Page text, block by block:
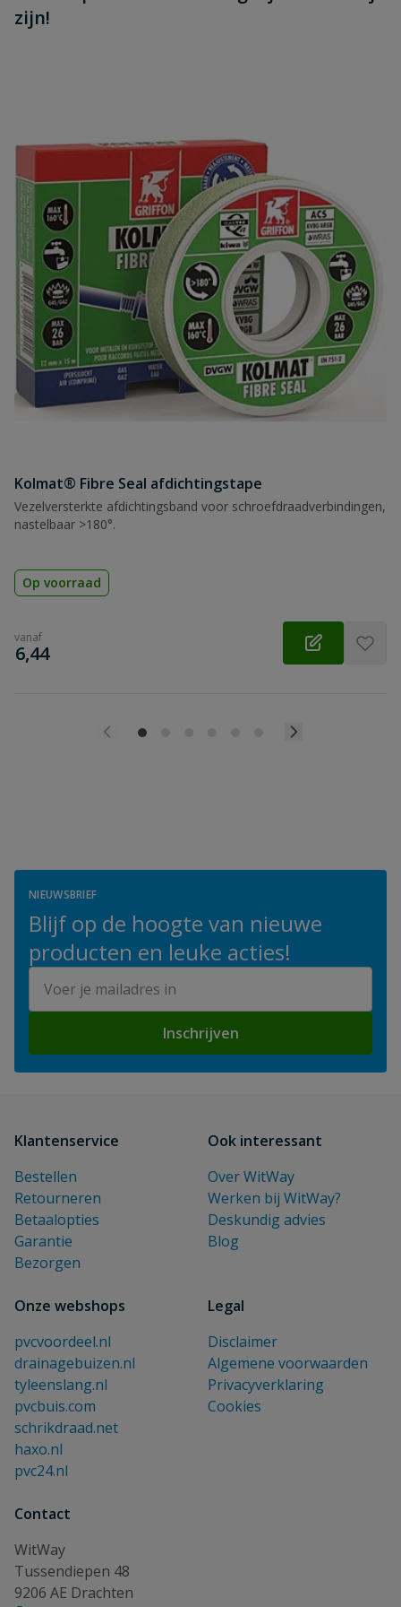
zijn!
Kolmat® Fibre Seal afdichtingstape
Vezelversterkte afdichtingsband voor schroefdraadverbindingen,
nastelbaar >180°.
Op voorraad
vanaf
€
6,44
NIEUWSBRIEF
Blijf op de hoogte van nieuwe
producten en leuke acties!
Inschrijven
Klantenservice
Bestellen
Retourneren
Betaalopties
Garantie
Bezorgen
Ook interessant
Over WitWay
Werken bij WitWay?
Deskundig advies
Blog
Onze webshops
pvcvoordeel.nl
drainagebuizen.nl
tyleenslang.nl
pvcbuis.com
schrikdraad.net
haxo.nl
pvc24.nl
Legal
Disclaimer
Algemene voorwaarden
Privacyverklaring
Cookies
Contact
WitWay
Tussendiepen 48
9206 AE Drachten